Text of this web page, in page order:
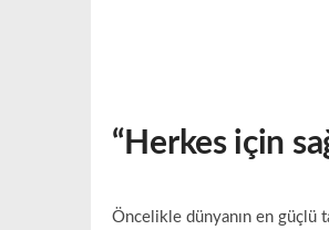
“Herkes için
Öncelikle dünyanın en güçlü